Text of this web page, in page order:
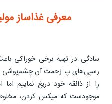
معرفی غذاساز
سادگی در تهیه برخی خوراکی
رسپی‌های پ زحمت آن چشم‌پوشی
را از ذائقه خود دریغ نماییم اما
موجودست که میکس کردن،